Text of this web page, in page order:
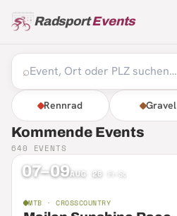
RadsportEvents
⌕
Rennrad Gravel
Kommende Events
640 EVENTS
07–09AUG 26 Fr–So
MTB · CROSSCOUNTRY